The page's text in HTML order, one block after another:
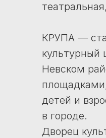
КРУПА —
культурный
Невском
детей и
в городе.
Дворец